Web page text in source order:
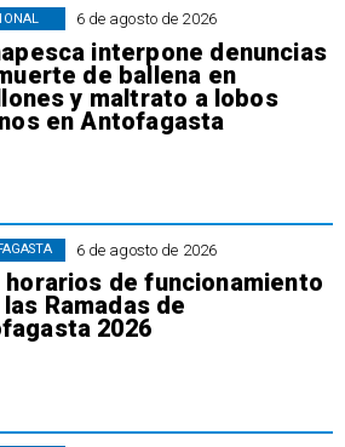
6 de agosto de 2026
interpone denuncias
de ballena en
y maltrato a lobos
en Antofagasta
6 de agosto de 2026
horarios de funcionamiento
Ramadas de
2026